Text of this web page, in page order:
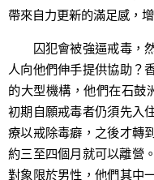
帶來自力更新的滿足感，
囚犯會被強逼戒毒，然
人向他們伸手提供協助？
的大型機構，他們在石鼓
初期自願戒毒者仍須先入
療以戒除毒癖，之後才轉
約三至四個月就可以離營
對象限於男性，他們其中